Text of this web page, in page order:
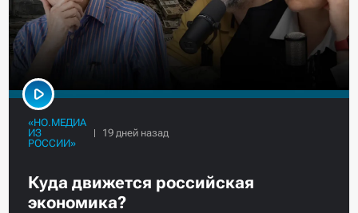
«НО.МЕДИА
ИЗ
РОССИИ»
Куда движется российская
экономика?